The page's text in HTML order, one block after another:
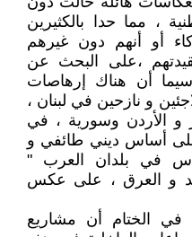
، مما حدا بالكثيرين
أو أنهم دون غيرهم
،على البحث عن
أن هناك إرهاصات
و نازحين في لبنان ،
الأردن وسورية ، في
أساس ديني طائفي و
في بلدان العرب "
و العرق ، على عكس
الختام أن مشاريع